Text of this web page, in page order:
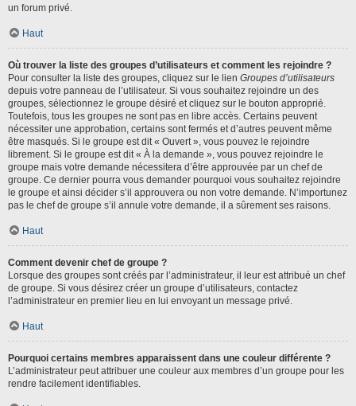
un forum privé.
Haut
Où trouver la liste des groupes d’utilisateurs et comment les rejoindre ?
Pour consulter la liste des groupes, cliquez sur le lien Groupes d’utilisateurs
depuis votre panneau de l’utilisateur. Si vous souhaitez rejoindre un des
groupes, sélectionnez le groupe désiré et cliquez sur le bouton approprié.
Toutefois, tous les groupes ne sont pas en libre accès. Certains peuvent
nécessiter une approbation, certains sont fermés et d’autres peuvent même
être masqués. Si le groupe est dit « Ouvert », vous pouvez le rejoindre
librement. Si le groupe est dit « À la demande », vous pouvez rejoindre le
groupe mais votre demande nécessitera d’être approuvée par un chef de
groupe. Ce dernier pourra vous demander pourquoi vous souhaitez rejoindre
le groupe et ainsi décider s’il approuvera ou non votre demande. N’importunez
pas le chef de groupe s’il annule votre demande, il a sûrement ses raisons.
Haut
Comment devenir chef de groupe ?
Lorsque des groupes sont créés par l’administrateur, il leur est attribué un chef
de groupe. Si vous désirez créer un groupe d’utilisateurs, contactez
l’administrateur en premier lieu en lui envoyant un message privé.
Haut
Pourquoi certains membres apparaissent dans une couleur différente ?
L’administrateur peut attribuer une couleur aux membres d’un groupe pour les
rendre facilement identifiables.